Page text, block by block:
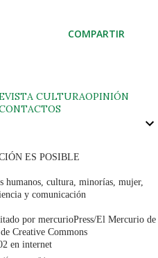
COMPARTIR
CULTURAOPINIÓN
ES POSIBLE
humanos, cultura, minorías, mujer,
y comunicación
por mercurioPress/El Mercurio de
Creative Commons
en internet